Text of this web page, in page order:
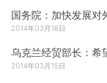
国务院：加快发展对
2014年03月18日
乌克兰经贸部长：希
2014年03月15日